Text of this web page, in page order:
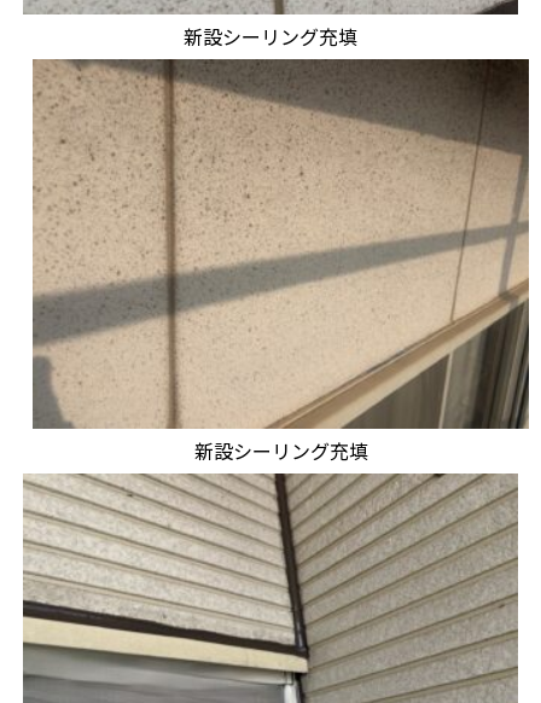
新設シーリング充填
新設シーリング充填